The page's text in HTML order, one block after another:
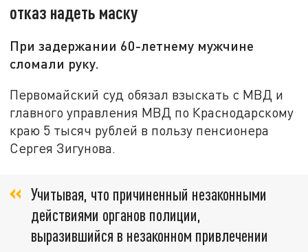
отказ надеть маску
При задержании 60-летнему мужчине
сломали руку.
Первомайский суд обязал взыскать с МВД и
главного управления МВД по Краснодарскому
краю 5 тысяч рублей в пользу пенсионера
Сергея Зигунова.
Учитывая, что причиненный незаконными
действиями органов полиции,
выразившийся в незаконном привлечении